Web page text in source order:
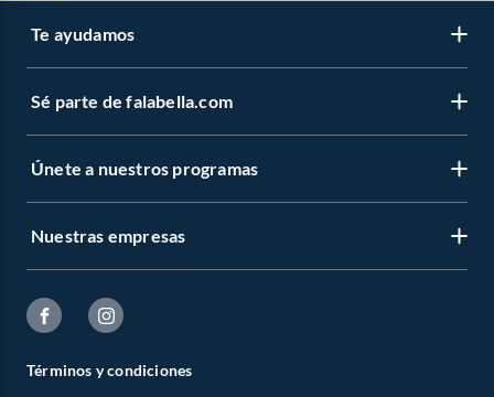
Te ayudamos
Sé parte de falabella.com
Únete a nuestros programas
Nuestras empresas
Términos y condiciones